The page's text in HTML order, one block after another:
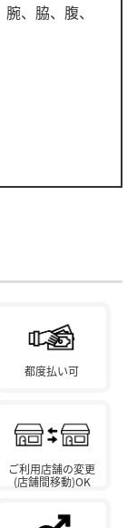
、脇、腹、
都度払い可
ご利用店舗の変更
(店舗間移動)OK